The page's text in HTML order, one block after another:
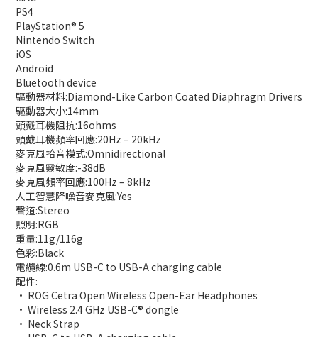
PS4
PlayStation® 5
Nintendo Switch
iOS
Android
Bluetooth device
驅動器材料:Diamond-Like Carbon Coated Diaphragm Drivers
驅動器大小:14mm
頭戴耳機阻抗:16ohms
頭戴耳機頻率回應:20Hz – 20kHz
麥克風拾音模式:Omnidirectional
麥克風靈敏度:-38dB
麥克風頻率回應:100Hz – 8kHz
人工智慧降噪音麥克風:Yes
聲道:Stereo
照明:RGB
重量:11g/116g
色彩:Black
電纜線:0.6m USB-C to USB-A charging cable
配件:
• ROG Cetra Open Wireless Open-Ear Headphones
• Wireless 2.4 GHz USB-C® dongle
• Neck Strap